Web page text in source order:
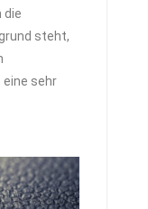
die
steht,
eine sehr